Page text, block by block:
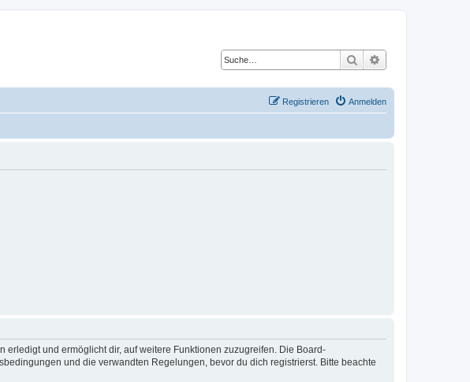
Suche
Anmelden
Registrieren
und ermöglicht dir, auf weitere Funktionen zuzugreifen. Die Board-
und die verwandten Regelungen, bevor du dich registrierst. Bitte beachte